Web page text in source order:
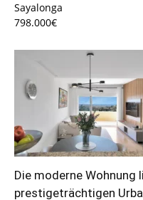
Sayalonga
798.000€
Die moderne
prestigeträchtigen